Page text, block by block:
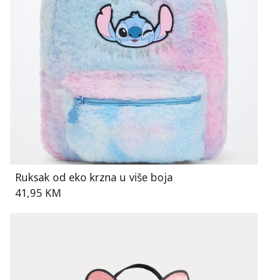
Ruksak od eko krzna u više boja
41,95 KM